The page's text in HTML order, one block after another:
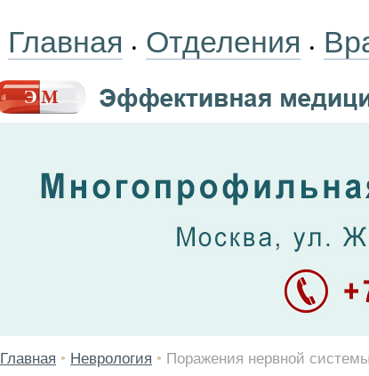
Главная • Отделения •
Главная • Неврология • Поражения нервной